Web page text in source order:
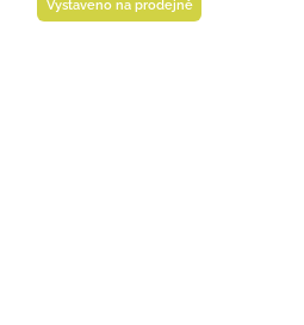
Vystaveno na prodejně